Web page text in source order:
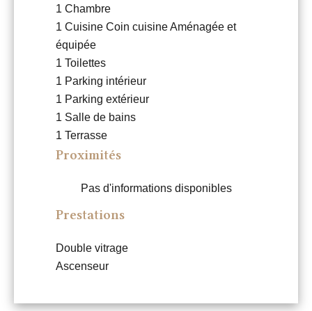
1 Chambre
1 Cuisine Coin cuisine Aménagée et
équipée
1 Toilettes
1 Parking intérieur
1 Parking extérieur
1 Salle de bains
1 Terrasse
Proximités
Pas d'informations disponibles
Prestations
Double vitrage
Ascenseur